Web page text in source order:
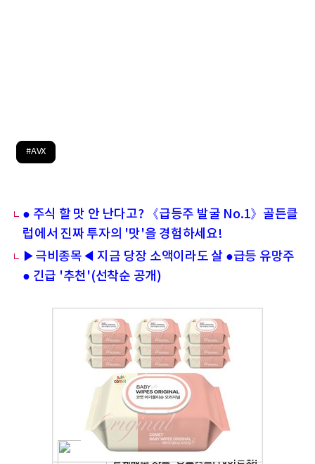
#AVX
● 주식 할 맛 안 난다고? 《급등주 발굴 No.1》골든클
럽에서 진짜 투자의 '맛'을 경험하세요!
▶극비종목◀ 지금 당장 소액이라도 살 ●급등 유망주
● 긴급 '추천'(선착순 공개)